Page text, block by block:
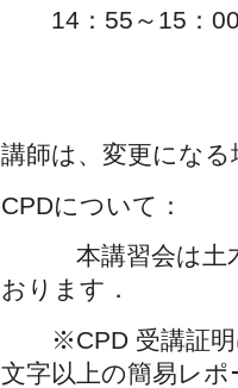
14：55～15：
講師は、変更にな
CPDについて：
本講習会は土木
おります．
※CPD 受講証明
文字以上の簡易レ